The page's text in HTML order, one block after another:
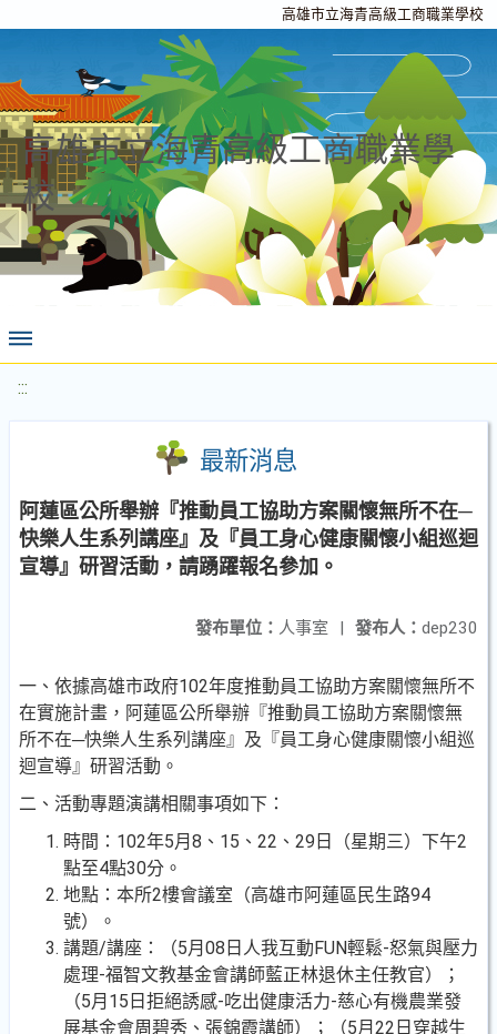
高雄市立海青高級工商職業學校
高雄市立海青高級工商職業學
校
:::
最新消息
阿蓮區公所舉辦『推動員工協助方案關懷無所不在─
快樂人生系列講座』及『員工身心健康關懷小組巡迴
宣導』研習活動，請踴躍報名參加。
發布人： dep230
發布單位： 人事室 |
一、依據高雄市政府102年度推動員工協助方案關懷無所不
在實施計畫，阿蓮區公所舉辦『推動員工協助方案關懷無
所不在─快樂人生系列講座』及『員工身心健康關懷小組巡
迴宣導』研習活動。
二、活動專題演講相關事項如下：
時間：102年5月8、15、22、29日（星期三）下午2
點至4點30分。
地點：本所2樓會議室（高雄市阿蓮區民生路94
號）。
講題/講座：（5月08日人我互動FUN輕鬆-怒氣與壓力
處理-福智文教基金會講師藍正林退休主任教官）；
（5月15日拒絕誘感-吃出健康活力-慈心有機農業發
展基金會周碧秀、張錦霞講師）；（5月22日穿越生